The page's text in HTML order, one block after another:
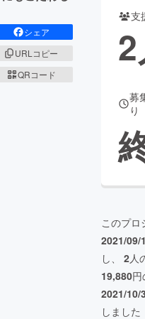
CAMPFIRE
ふるさと納税machi-ya コミュ
シェア
URLコピー
QRコード
支
2
募
り
このプロ
2021/09/
し、 2人
19,880円
2021/10/
しました